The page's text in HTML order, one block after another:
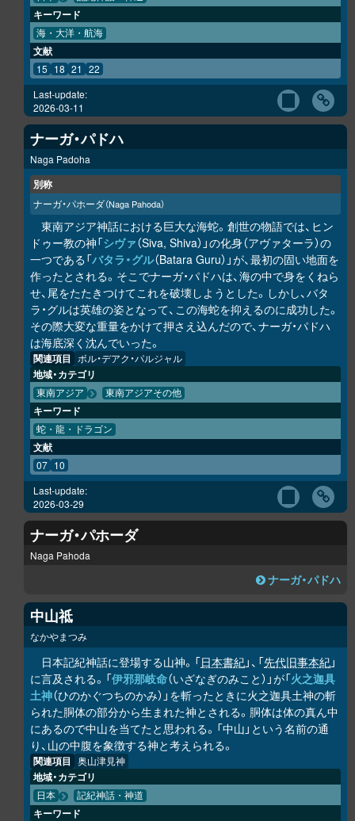
キーワード
海・大洋・航海
文献
15 18 21 22
Last-update:
2026-03-11
ナーガ・パドハ
Naga Padoha
別称
ナーガ・パホーダ（Naga Pahoda）
東南アジア神話における巨大な海蛇。創世の物語では、ヒン
ドゥー教の神「シヴァ（Siva, Shiva）」の化身（アヴァターラ）の
一つである「バタラ・グル（Batara Guru）」が、最初の固い地面を
作ったとされる。そこでナーガ・パドハは、海の中で身をくねら
せ、尾をたたきつけてこれを破壊しようとした。しかし、バタ
ラ・グルは英雄の姿となって、この海蛇を抑えるのに成功した。
その際大変な重量をかけて押さえ込んだので、ナーガ・パドハ
は海底深く沈んでいった。
関連項目 ボル・デアク・パルジャル
地域・カテゴリ
東南アジア 東南アジアその他
キーワード
蛇・龍・ドラゴン
文献
07 10
Last-update:
2026-03-29
ナーガ・パホーダ
Naga Pahoda
ナーガ・パドハ
中山祗
なかやまつみ
日本記紀神話に登場する山神。「日本書紀」、「先代旧事本紀」
に言及される。「伊邪那岐命（いざなぎのみこと）」が「火之迦具
土神（ひのかぐつちのかみ）」を斬ったときに火之迦具土神の斬
られた胴体の部分から生まれた神とされる。胴体は体の真ん中
にあるので中山を当てたと思われる。「中山」という名前の通
り、山の中腹を象徴する神と考えられる。
関連項目 奥山津見神
地域・カテゴリ
日本 記紀神話・神道
キーワード